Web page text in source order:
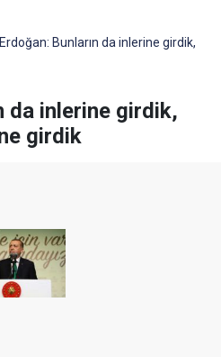
Erdoğan: Bunların da inlerine girdik,
da inlerine girdik,
girdik